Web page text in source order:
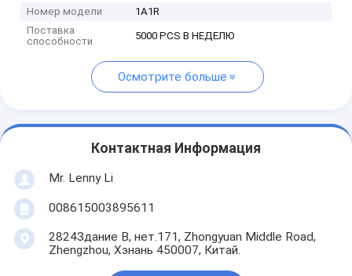
Номер модели
1A1R
Поставка
способности
5000 PCS В НЕДЕЛЮ
Осмотрите больше
Контактная Информация
Mr. Lenny Li
008615003895611
2824Здание В, нет.171, Zhongyuan Middle Road,
Zhengzhou, Хэнань 450007, Китай.